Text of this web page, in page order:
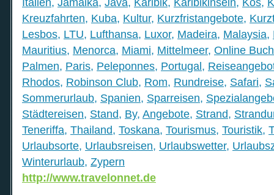
Kreuzfahrten, Kuba, Kultur, Kurzfristangebote,
Lesbos, LTU, Lufthansa, Luxor, Madeira, Malaysia,
Mauritius, Menorca, Miami, Mittelmeer, Online
Palmen, Paris, Peleponnes, Portugal,
Rhodos, Robinson Club, Rom, Rundreise, Safari,
Sommerurlaub, Spanien, Sparreisen,
Städtereisen, Stand, By, Angebote, Strand,
Teneriffa, Thailand, Toskana, Tourismus, Touristik,
Urlaubsorte, Urlaubsreisen, Urlaubswetter,
Winterurlaub, Zypern
http://www.travelonnet.de